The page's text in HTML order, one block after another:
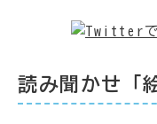
読み聞かせ「